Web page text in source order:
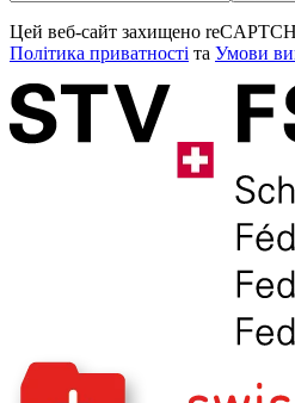
Цей веб-сайт захищено
Політика приватності та Умови